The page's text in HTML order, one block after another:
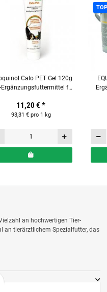
Calo PET Gel 120g
Ergänzungsfuttermittel für
11,20 € *
93,31 € pro 1 kg
an hochwertigen Tier-
an tierärztlichem Spezialfutter, das